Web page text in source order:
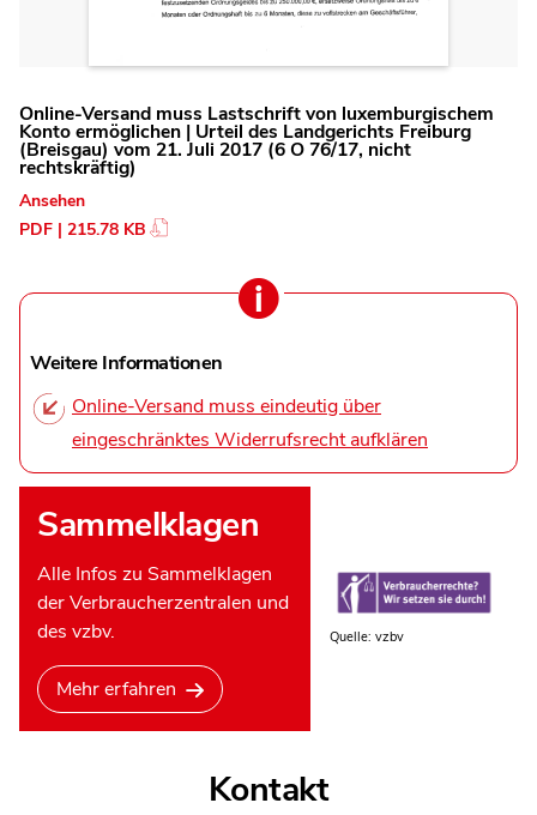
Online-Versand muss Lastschrift von luxemburgischem
Konto ermöglichen | Urteil des Landgerichts Freiburg
(Breisgau) vom 21. Juli 2017 (6 O 76/17, nicht
rechtskräftig)
Ansehen
PDF | 215.78 KB
Weitere Informationen
Online-Versand muss eindeutig über
eingeschränktes Widerrufsrecht aufklären
Sammelklagen
Alle Infos zu Sammelklagen
der Verbraucherzentralen und
des vzbv.
Mehr erfahren
Quelle: vzbv
Kontakt